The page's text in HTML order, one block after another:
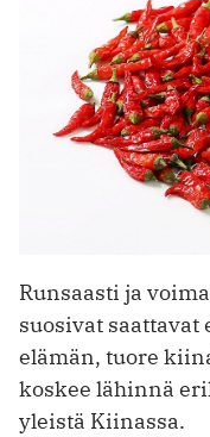
Runsaasti ja
suosivat
elämän, tuore
koskee lähinnä
yleistä Kiinassa.